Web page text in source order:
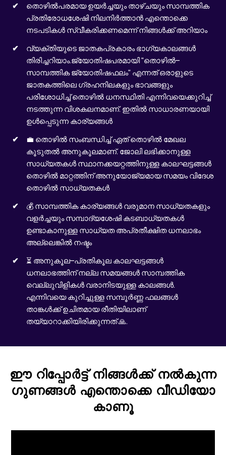
തൊഴില്‍പരമായ ഉയര്‍ച്ചയും താഴ്ച‌യും സാമ്പത്തിക
പ്രതിരോധശേഷി നിലനിർത്താൻ എന്തൊക്കെ
നടപടികൾ സ്വീകരിക്കണമെന്ന് നിങ്ങൾക്ക് അറിയാം
വ്യക്തിയുടെ ജാതകപ്രകാരം ഭാഗ്യകാലങ്ങൾ
തിരിച്ചറിയാം.ജ്യോതിഷപരമായി "തൊഴിൽ–
സാമ്പത്തിക ജ്യോതിഷഫലം" എന്നത് ഒരാളുടെ
ജാതകത്തിലെ ഗ്രഹനിലകളും ഭാവങ്ങളും
പരിശോധിച്ച് തൊഴിൽ ധനസ്ഥിതി എന്നിവയെക്കുറിച്ച്
നടത്തുന്ന വിശകലനമാണ്. ഇതിൽ സാധാരണയായി
ഉൾപ്പെടുന്ന കാര്യങ്ങൾ
💼 തൊഴിൽ സംബന്ധിച്ച് ഏത് തൊഴിൽ മേഖല
കൂടുതൽ അനുകൂലമാണ്. ജോലി ലഭിക്കാനുള്ള
സാധ്യതകൾ സ്ഥാനക്കയറ്റത്തിനുള്ള കാലഘട്ടങ്ങൾ
തൊഴിൽ മാറ്റത്തിന് അനുയോജ്യമായ സമയം വിദേശ
തൊഴിൽ സാധ്യതകൾ
💰 സാമ്പത്തിക കാര്യങ്ങൾ വരുമാന സാധ്യതകളും
വളർച്ചയും സമ്പാദ്യശേഷി കടബാധ്യതകൾ
ഉണ്ടാകാനുള്ള സാധ്യത അപ്രതീക്ഷിത ധനലാഭം
അല്ലെങ്കിൽ നഷ്ടം
⏳ അനുകൂല–പ്രതികൂല കാലഘട്ടങ്ങൾ
ധനലാഭത്തിന് നല്ല സമയങ്ങൾ സാമ്പത്തിക
വെല്ലുവിളികൾ വരാനിടയുള്ള കാലങ്ങൾ.
എന്നിവയെ കുറിച്ചുള്ള സമ്പൂർണ്ണ ഫലങ്ങൾ
താങ്കൾക്ക് ഉചിതമായ രീതിയിലാണ്
തയ്യാറാക്കിയിരിക്കുന്നത് 🙏.
ഈ റിപ്പോർട്ട് നിങ്ങൾക്ക് നൽകുന്ന
ഗുണങ്ങൾ എന്തൊക്കെ വീഡിയോ
കാണൂ